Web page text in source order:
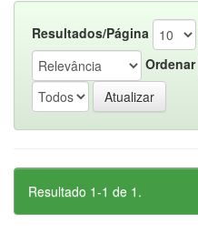
Resultados/Página
Ordenar
Resultado 1-1 de 1.